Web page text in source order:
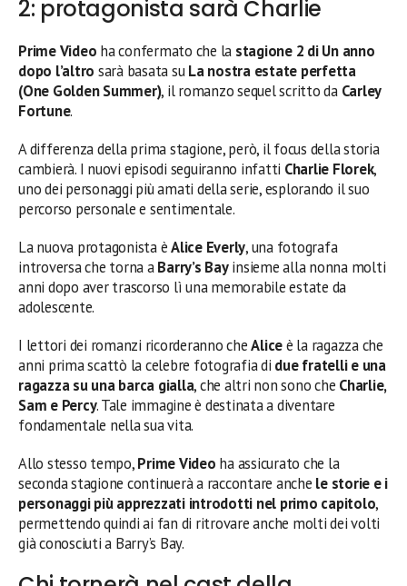
2: protagonista sarà Charlie
Prime Video ha confermato che la stagione 2 di Un anno
dopo l’altro sarà basata suLa nostra estate perfetta
(One Golden Summer), il romanzo sequel scritto da Carley
Fortune.
A differenza della prima stagione, però, il focus della storia
cambierà. I nuovi episodi seguiranno infatti Charlie Florek,
uno dei personaggi più amati della serie, esplorando il suo
percorso personale e sentimentale.
La nuova protagonista èAlice Everly, una fotografa
introversa che torna aBarry’s Bayinsieme alla nonna molti
anni dopo aver trascorso lì una memorabile estate da
adolescente.
I lettori dei romanzi ricorderanno cheAliceè la ragazza che
anni prima scattò la celebre fotografia di due fratelli e una
ragazza su una barca gialla, che altri non sono che Charlie,
Sam e Percy. Tale immagine è destinata a diventare
fondamentale nella sua vita.
Allo stesso tempo,Prime Video ha assicurato che la
seconda stagione continuerà a raccontare anche le storie e i
personaggi più apprezzati introdotti nel primo capitolo,
permettendo quindi ai fan di ritrovare anche molti dei volti
già conosciuti a Barry’s Bay.